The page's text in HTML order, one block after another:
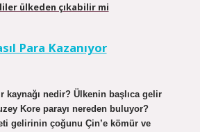
ülkeden çıkabilir mi
Para Kazanıyor
kaynağı nedir? Ülkenin başlıca gelir
Kore parayı nereden buluyor?
gelirinin çoğunu Çin’e kömür ve